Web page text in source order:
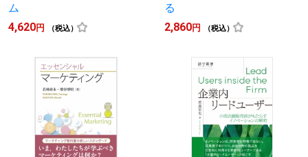
ム
4,620円 （税込）
る
2,860円 （税込）